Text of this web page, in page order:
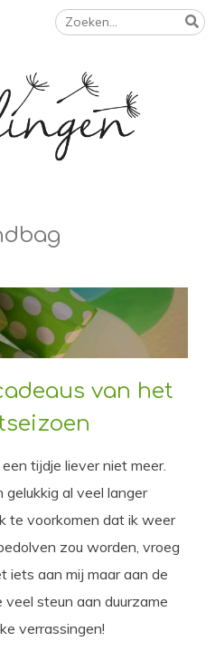
Zoeken
naar:
van het
tijdje liever niet meer.
al veel langer
te voorkomen dat ik weer
zou worden, vroeg
iets aan mij maar aan de
steun aan duurzame
verrassingen!